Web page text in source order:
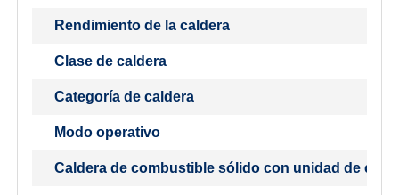
Rendimiento de la caldera
Clase de caldera
Categoría de caldera
Modo operativo
Caldera de combustible sólido con unidad de